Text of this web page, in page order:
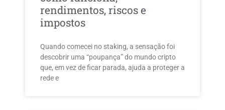
rendimentos, riscos e
impostos
Quando comecei no staking, a sensação foi
descobrir uma “poupança” do mundo cripto
que, em vez de ficar parada, ajuda a proteger a
rede e